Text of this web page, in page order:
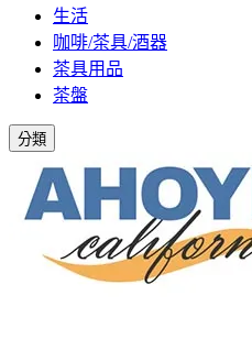
生活
咖啡/茶具/酒器
茶具用品
茶盤
分類